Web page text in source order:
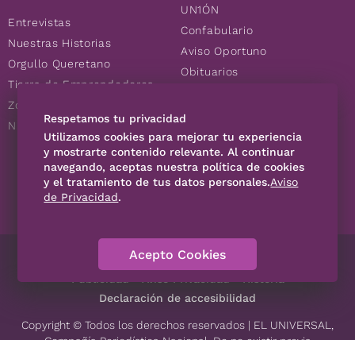
Entrevistas
Nuestras Historias
Orgullo Queretano
Tierra de Emprendedores
Zoociales
Nuevos Queretanos
UN1ÓN
Confabulario
Aviso Oportuno
Obituarios
Consultas
SÍGUENOS
Contáctanos Código de Ética
Declaración de accesibilidad
Copyright © Todos los derechos reservados | EL UNIVERSAL,
Respetamos tu privacidad
Utilizamos cookies para mejorar tu experiencia
y mostrarte contenido relevante. Al continuar
navegando, aceptas nuestra política de cookies
y el tratamiento de tus datos personales.Aviso
de Privacidad.
Acepto Cookies